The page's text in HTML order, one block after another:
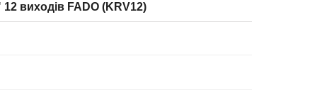
виходів FADO (KRV12)